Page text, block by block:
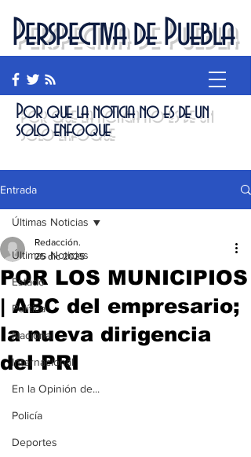
Perspectiva de Puebla
Por que la noticia no es de un
solo enfoque
Entrada
Últimas Noticias
Estado
Política
Nacional
Internacional
En la Opinión de...
Policía
Deportes
Últimas Noticias
POR LOS MUNICIPIOS
| ABC del empresario;
la nueva dirigencia
del PRI
Redacción.
25 dic 2025